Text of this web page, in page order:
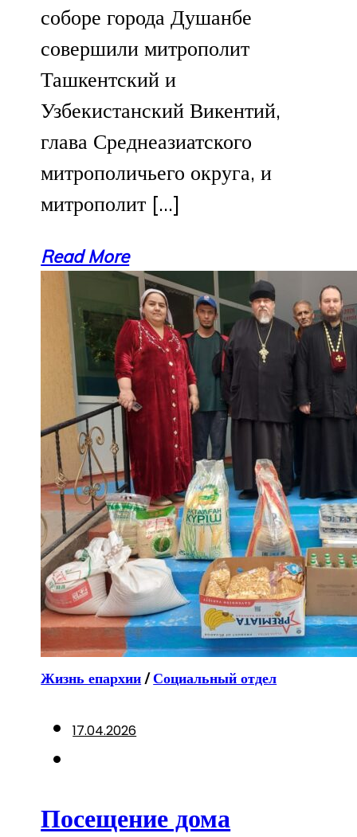
соборе города Душанбе
совершили митрополит
Ташкентский и
Узбекистанский Викентий,
глава Среднеазиатского
митрополичьего округа, и
митрополит […]
Read More
Жизнь епархии /Социальный отдел
17.04.2026
Посещение дома